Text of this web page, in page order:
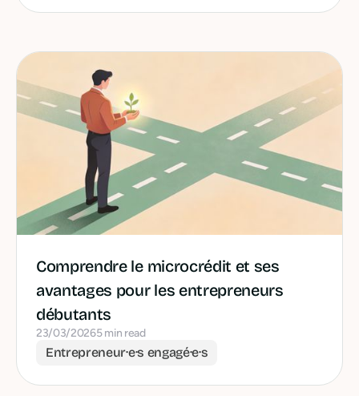
Comprendre le microcrédit et ses
avantages pour les entrepreneurs
débutants
23/03/20265 min read
Entrepreneur·e·s engagé·e·s